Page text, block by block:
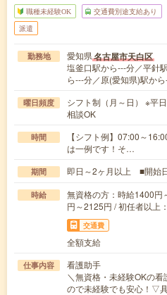
職種未経験OK 交通費別途支給あり
派遣
勤務地 愛知県名古屋市天白区
塩釜口駅から---分／平針
ら---分／原(愛知県)駅か
曜日頻度
シフト制（月～日） ※平
相談OK
時間
【シフト例】07:00～
は一例です！そ…
期間 即日～2ヶ月以上 ■開始
時給
無資格の方：時給1400円
円～2125円 / 初任者以上
交通費
全額支給
仕事内容
看護助手
＼無資格・未経験OKの
ので未経験でも安心！▽